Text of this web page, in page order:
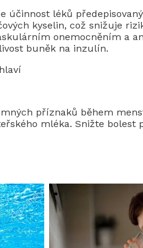
účinnost léků
kyselin, což snižuje
onemocněním a
buněk na inzulín.
příznaků během
mléka. Snižte bolest